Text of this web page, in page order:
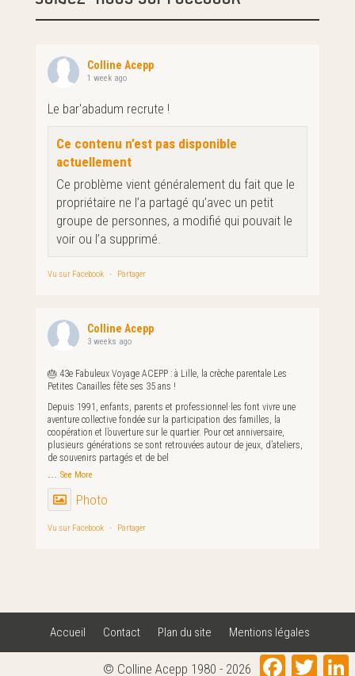
Colline Acepp
1 week ago
Le bar'abadum recrute !
Ce contenu n’est pas disponible
actuellement
Ce problème vient généralement du fait que le
propriétaire ne l’a partagé qu’avec un petit
groupe de personnes, a modifié qui pouvait le
voir ou l’a supprimé.
Vu sur Facebook · Partager
Colline Acepp
3 weeks ago
🎂 43e Fabuleux Voyage ACEPP : à Lille, la crèche parentale Les
Petites Canailles fête ses 35 ans !
Depuis 1991, enfants, parents et professionnel·les font vivre une
aventure collective fondée sur la participation des familles, la
coopération et l’ouverture sur le quartier. Pour cet anniversaire,
plusieurs générations se sont retrouvées autour de jeux, d’ateliers,
de souvenirs partagés et de bel
See More
Photo
Vu sur Facebook · Partager
Accueil Contact Plan du site Mentions légales
© Colline Acepp 1980 - 2026 FacebookTwitter